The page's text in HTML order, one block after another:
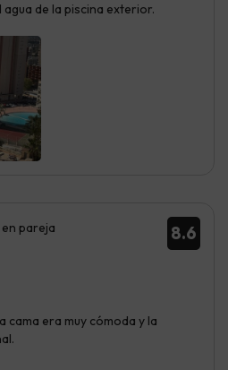
de la piscina exterior.
8.6
pareja
cama era muy cómoda y la